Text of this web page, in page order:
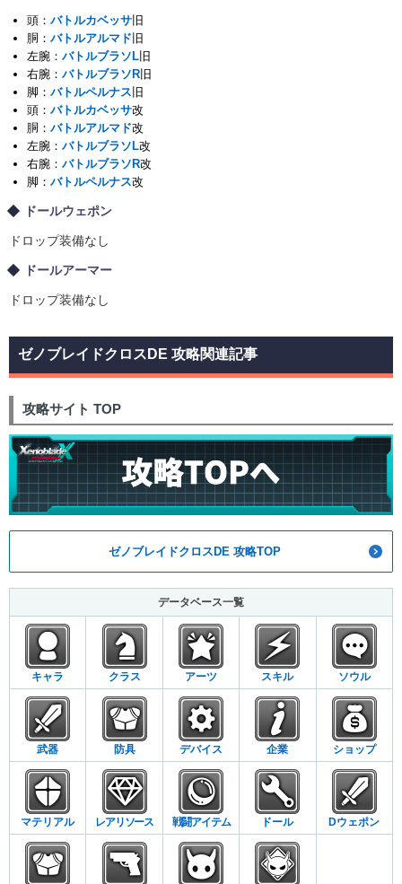
頭： バトルカベッサ 旧
胴： バトルアルマド 旧
左腕： バトルブラソL 旧
右腕： バトルブラソR 旧
脚： バトルペルナス 旧
頭： バトルカベッサ改
胴： バトルアルマド改
左腕： バトルブラソL改
右腕： バトルブラソR改
脚： バトルペルナス改
ドールウェポン
ドロップ装備なし
ドールアーマー
ドロップ装備なし
ゼノブレイドクロスDE 攻略関連記事
攻略サイト TOP
ゼノブレイドクロスDE 攻略TOP
データベース一覧
キャラ クラス アーツ スキル ソウル
武器 防具 デバイス 企業 ショップ
マテリアル レアリソース 戦闘アイテム ドール Dウェポン